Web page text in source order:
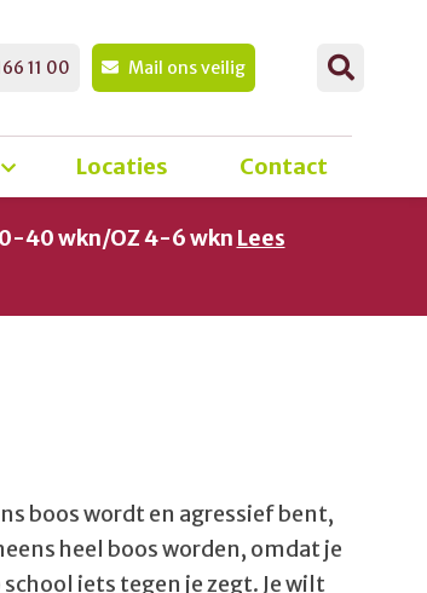
Mail ons veilig
11 00
Locaties Contact
40 wkn/OZ 4-6 wkn Lees
boos wordt en agressief bent,
heel boos worden, omdat je
iets tegen je zegt. Je wilt